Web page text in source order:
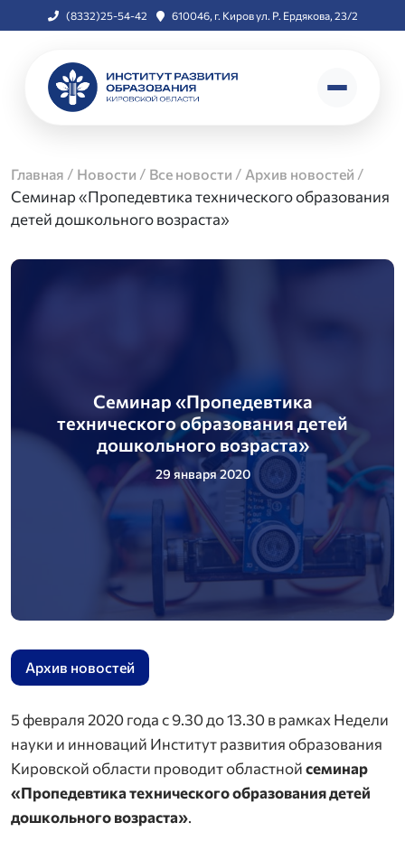
(8332)25-54-42 610046, г. Киров ул. Р. Ердякова, 23/2
Главная / Новости / Все новости / Архив новостей /
Семинар «Пропедевтика технического образования
детей дошкольного возраста»
Семинар «Пропедевтика
технического образования детей
дошкольного возраста»
29 января 2020
Архив новостей
5 февраля 2020 года с 9.30 до 13.30 в рамках Недели
науки и инноваций Институт развития образования
Кировской области проводит областнойсеминар
«Пропедевтика технического образования детей
дошкольного возраста».